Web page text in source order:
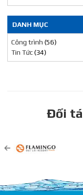
DANH MỤC
Công trình (56)
Tin Tức(34)
Đối